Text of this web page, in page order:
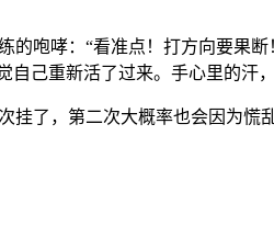
咆哮：“看准点！打方向要果
己重新活了过来。手心里的汗，
了，第二次大概率也会因为